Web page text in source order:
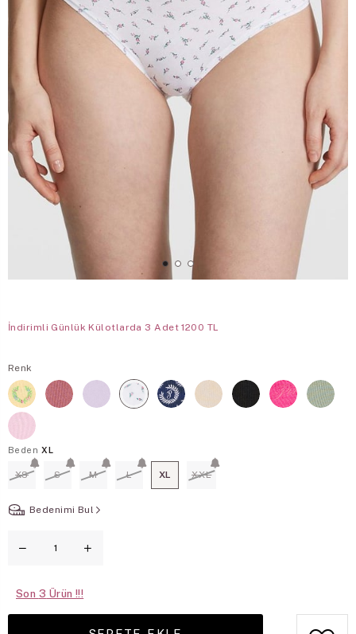
İndirimli Günlük Külotlarda 3 Adet 1200 TL
Renk
Beden XL
XS S M L XL XXL
Bedenimi Bul
Son 3